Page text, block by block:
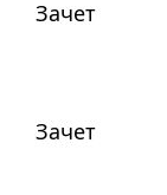
Зачет
Зачет